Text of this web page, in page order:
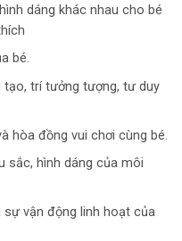
dáng khác nhau cho bé
bé.
tạo, trí tưởng tượng, tư duy
hòa đồng vui chơi cùng bé.
sắc, hình dáng của môi
sự vận động linh hoạt của